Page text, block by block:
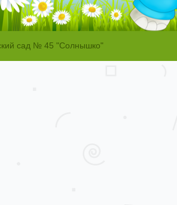
сад № 45 "Солнышко"